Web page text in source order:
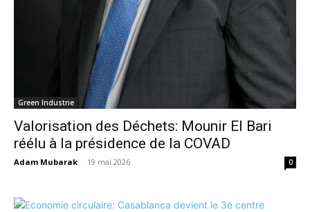
Green Industrie
Valorisation des Déchets: Mounir El Bari
réélu à la présidence de la COVAD
Adam Mubarak - 19 mai 2026 0